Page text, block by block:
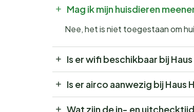
Mag ik mijn huisdieren
Nee, het is niet toegestaan om
Is er wifi beschikbaar bij
Is er airco aanwezig bij Haus
Wat zijn de in- en